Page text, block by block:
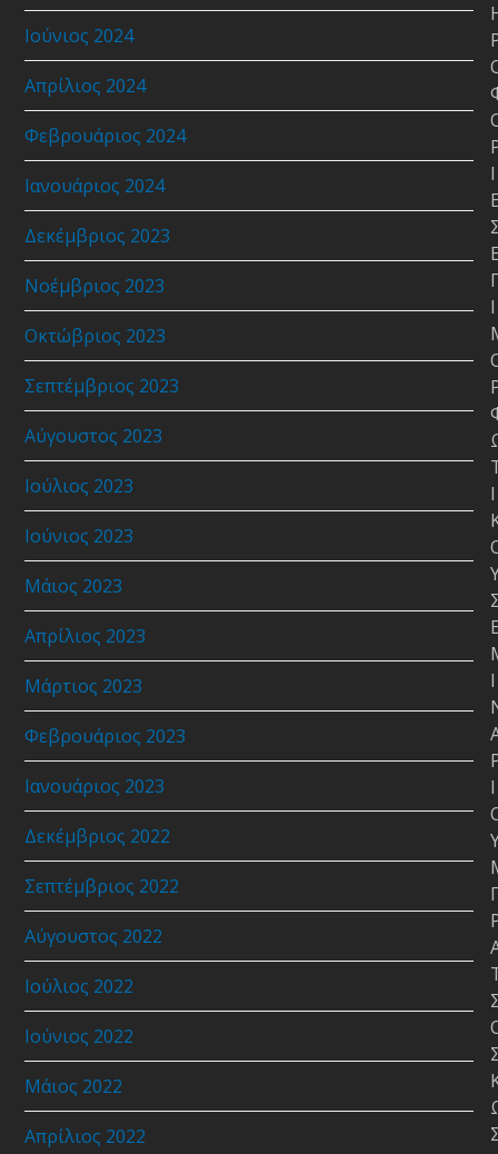
Ιούνιος 2024
Απρίλιος 2024
Φεβρουάριος 2024
Ιανουάριος 2024
Δεκέμβριος 2023
Νοέμβριος 2023
Οκτώβριος 2023
Σεπτέμβριος 2023
Αύγουστος 2023
Ιούλιος 2023
Ιούνιος 2023
Μάιος 2023
Απρίλιος 2023
Μάρτιος 2023
Φεβρουάριος 2023
Ιανουάριος 2023
Δεκέμβριος 2022
Σεπτέμβριος 2022
Αύγουστος 2022
Ιούλιος 2022
Ιούνιος 2022
Μάιος 2022
Απρίλιος 2022
Ι
Ι
Ι
Ι
Ι